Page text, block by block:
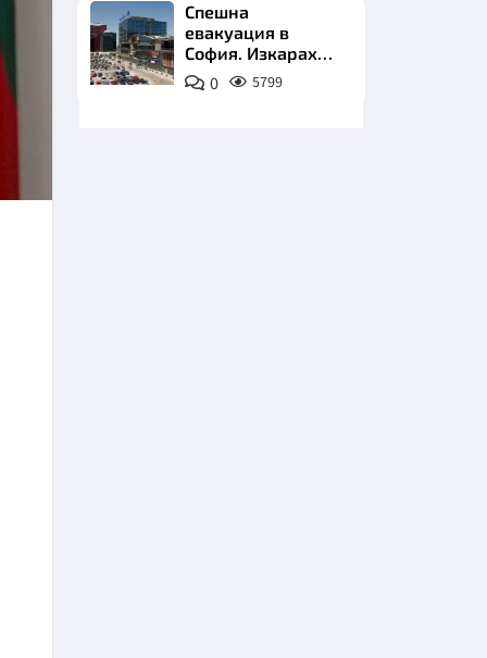
Спешна
евакуация в
София. Изкараха
хиляди на
улицата
0 5799